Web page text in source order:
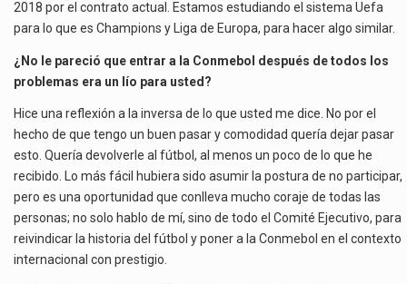
2018 por el contrato actual. Estamos estudiando el sistema Uefa
para lo que es Champions y Liga de Europa, para hacer algo similar.
¿No le pareció que entrar a la Conmebol después de todos los
problemas era un lío para usted?
Hice una reflexión a la inversa de lo que usted me dice. No por el
hecho de que tengo un buen pasar y comodidad quería dejar pasar
esto. Quería devolverle al fútbol, al menos un poco de lo que he
recibido. Lo más fácil hubiera sido asumir la postura de no participar,
pero es una oportunidad que conlleva mucho coraje de todas las
personas; no solo hablo de mí, sino de todo el Comité Ejecutivo, para
reivindicar la historia del fútbol y poner a la Conmebol en el contexto
internacional con prestigio.